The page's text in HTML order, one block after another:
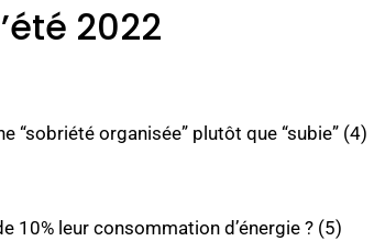
2022
“sobriété organisée” plutôt que “subie” (4)
10% leur consommation d’énergie ? (5)